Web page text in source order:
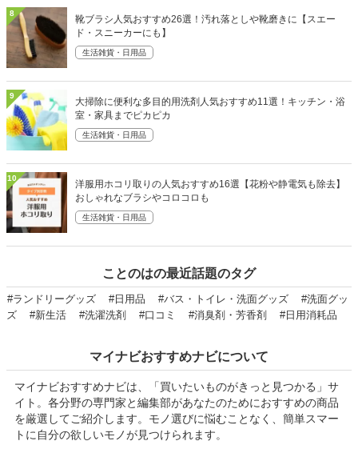
8
靴ブラシ人気おすすめ26選！汚れ落としや靴磨きに【スエー
ド・スニーカーにも】
生活雑貨・日用品
9
大掃除に便利な多目的用洗剤人気おすすめ11選！キッチン・浴
室・家具までピカピカ
生活雑貨・日用品
10
洋服用ホコリ取りの人気おすすめ16選【花粉や静電気も除去】
おしゃれなブラシやコロコロも
生活雑貨・日用品
ことのはの最近話題のタグ
#ランドリーグッズ #日用品 #バス・トイレ・洗面グッズ
#洗面グッ
ズ
#新生活 #洗濯洗剤 #口コミ #消臭剤・芳香剤 #日用消耗品
マイナビおすすめナビについて
マイナビおすすめナビは、「買いたいものがきっと見つかる」サ
イト。各分野の専門家と編集部があなたのためにおすすめの商品
を厳選してご紹介します。モノ選びに悩むことなく、簡単スマー
トに自分の欲しいモノが見つけられます。